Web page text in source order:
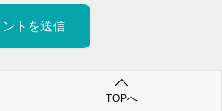
TOPへ